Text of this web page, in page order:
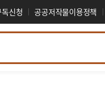
신청 공공저작물이용정책